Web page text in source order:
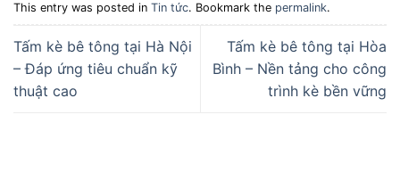
This entry was posted in Tin tức. Bookmark the permalink.
Tấm kè bê tông tại Hà Nội
– Đáp ứng tiêu chuẩn kỹ
thuật cao
Tấm kè bê tông tại Hòa
Bình – Nền tảng cho công
trình kè bền vững